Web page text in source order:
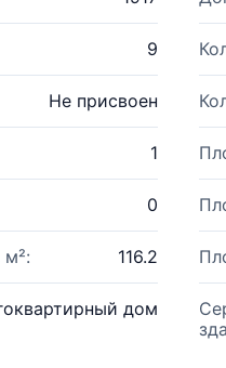
9
Не присвоен
1
0
116.2
дом